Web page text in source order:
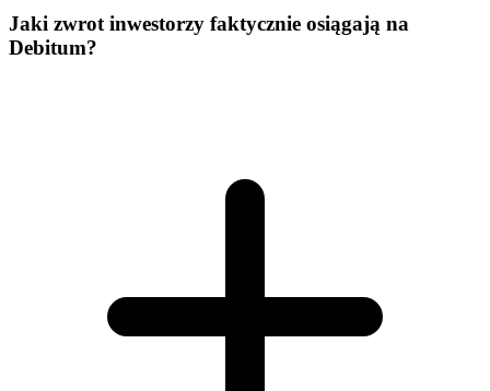
Jaki zwrot inwestorzy faktycznie osiągają na
Debitum?